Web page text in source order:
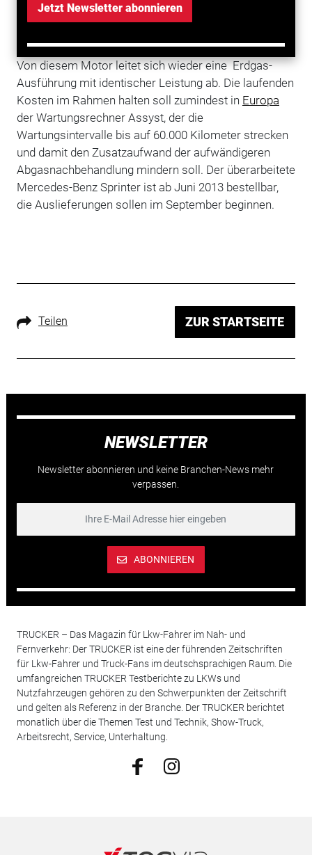
Jetzt Newsletter abonnieren
Auch den aufgeladenen Vierzylinder-Benzinmotor mit
Euro 6. Er leistet aus 1,8 l Hubraum 115 kW (156 PS).
Von diesem Motor leitet sich wieder eine Erdgas-
Ausführung mit identischer Leistung ab. Die laufenden
Kosten im Rahmen halten soll zumindest in Europa
der Wartungsrechner Assyst, der die
Wartungsintervalle bis auf 60.000 Kilometer strecken
und damit den Zusatzaufwand der aufwändigeren
Abgasnachbehandlung mindern soll. Der überarbeitete
Mercedes-Benz Sprinter ist ab Juni 2013 bestellbar,
die Auslieferungen sollen im September beginnen.
Teilen ZUR STARTSEITE
NEWSLETTER
Newsletter abonnieren und keine Branchen-News mehr
verpassen.
ABONNIEREN
TRUCKER – Das Magazin für Lkw-Fahrer im Nah- und
Fernverkehr: Der TRUCKER ist eine der führenden Zeitschriften
für Lkw-Fahrer und Truck-Fans im deutschsprachigen Raum. Die
umfangreichen TRUCKER Testberichte zu LKWs und
Nutzfahrzeugen gehören zu den Schwerpunkten der Zeitschrift
und gelten als Referenz in der Branche. Der TRUCKER berichtet
monatlich über die Themen Test und Technik, Show-Truck,
Arbeitsrecht, Service, Unterhaltung.